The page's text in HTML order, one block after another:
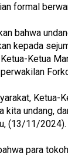
formal
bahwa
kepada
Ketua
Ketua-
kita undang,
(13/11/2024).
para